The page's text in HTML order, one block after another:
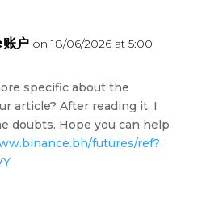
户 on 18/06/2026 at 5:00
specific about the
article? After reading it, I
doubts. Hope you can help
futures/ref?